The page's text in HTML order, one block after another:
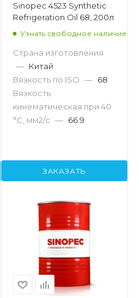
Sinopec 4523 Synthetic
Refrigeration Oil 68, 200л
Узнать свободное наличие
Страна изготовления
— Китай
Вязкость по ISO — 68
Вязкость
кинематическая при 40
°С, мм2/с — 66.9
ЗАКАЗАТЬ